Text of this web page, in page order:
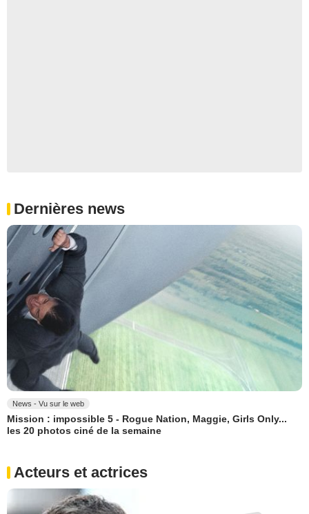
Dernières news
News - Vu sur le web
Mission : impossible 5 - Rogue Nation, Maggie, Girls Only...
les 20 photos ciné de la semaine
Acteurs et actrices